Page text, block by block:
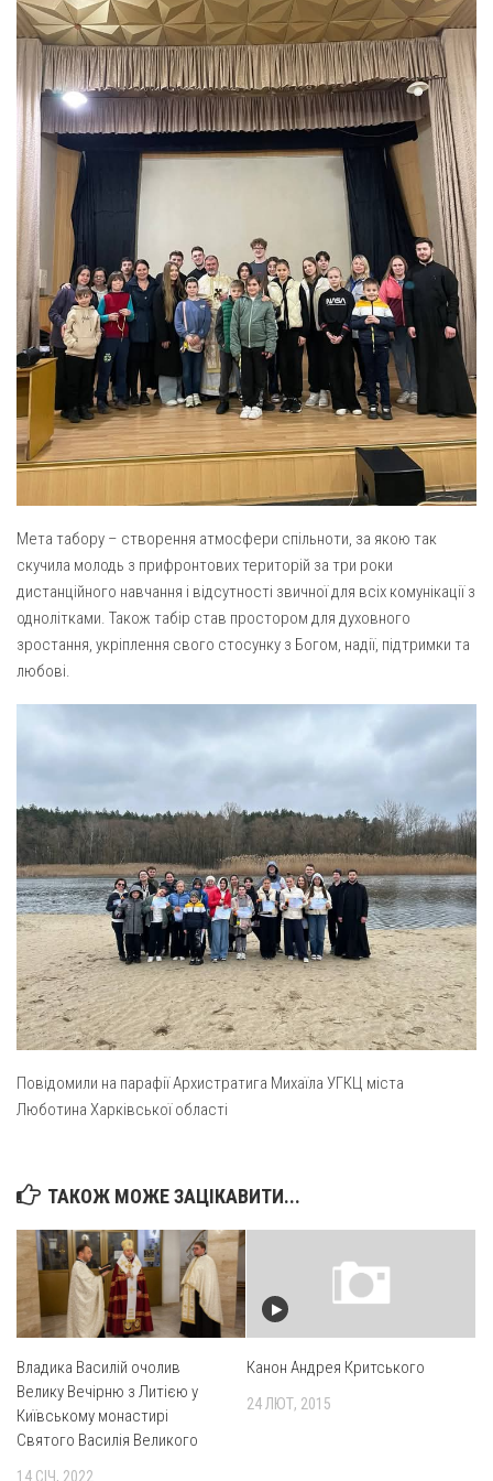
Оголошення
Трансляції
Мета табору – створення атмосфери спільноти, за якою так
скучила молодь з прифронтових територій за три роки
дистанційного навчання і відсутності звичної для всіх комунікації з
однолітками. Також табір став простором для духовного
зростання, укріплення свого стосунку з Богом, надії, підтримки та
любові.
Повідомили на парафії Архистратига Михаїла УГКЦ міста
Люботина Харківської області
ТАКОЖ МОЖЕ ЗАЦІКАВИТИ...
Владика Василій очолив
Велику Вечірню з Литією у
Київському монастирі
Святого Василія Великого
14 СІЧ, 2022
Канон Андрея Критського
24 ЛЮТ, 2015